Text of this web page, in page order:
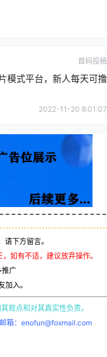
首码投稿
模式平台，新人每天可撸
2022-11-20 8:01:07
下方留言。
如有不适，建议放弃操作。
推广
入。
观点和对其真实性负责。
箱：enofun@foxmail.com